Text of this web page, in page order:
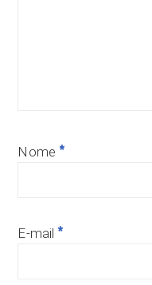
Nome *
E-mail *